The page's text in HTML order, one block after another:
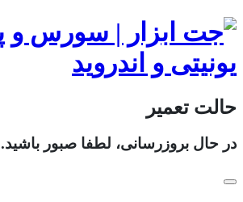
حالت تعمیر
در حال بروزرسانی، لطفا صبور باشید.